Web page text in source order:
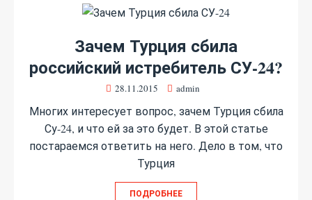
Зачем Турция сбила
российский истребитель СУ-24?
28.11.2015 admin
Многих интересует вопрос, зачем Турция сбила
Су-24, и что ей за это будет. В этой статье
постараемся ответить на него. Дело в том, что
Турция
ПОДРОБНЕЕ